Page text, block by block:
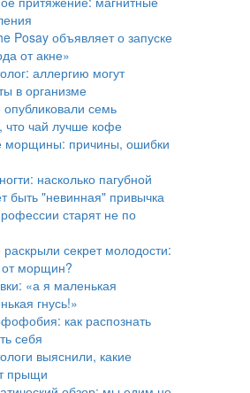
Posay объявляет о запуске
от акне»
аллергию могут
в организме
семь
что чай лучше кофе
морщины: причины, ошибки
насколько пагубной
быть "невинная" привычка
старят не по
секрет молодости:
от морщин?
«а я маленькая
гнусь!»
как распознать
себя
выяснили, какие
прыщи